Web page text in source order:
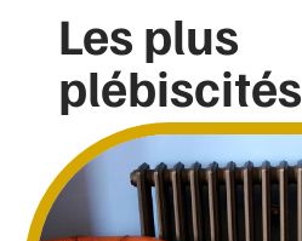
Les plus
plébiscités